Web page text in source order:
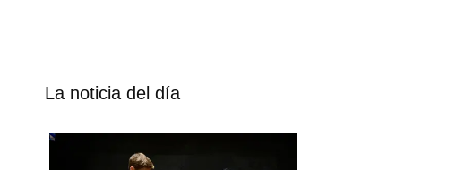
La noticia del día